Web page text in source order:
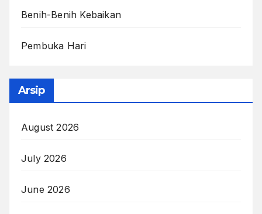
Benih-Benih Kebaikan
Pembuka Hari
Arsip
August 2026
July 2026
June 2026